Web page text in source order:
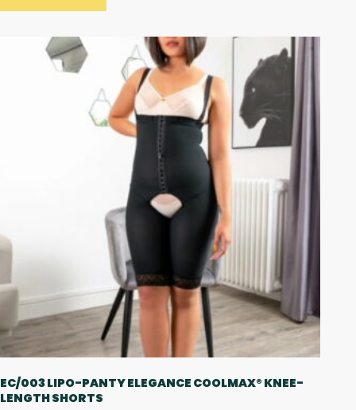
EC/003 LIPO-PANTY ELEGANCE COOLMAX® KNEE-
LENGTH SHORTS